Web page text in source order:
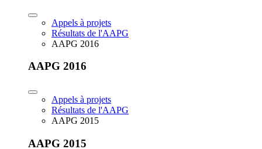
Appels à projets
Résultats de l'AAPG
AAPG 2016
AAPG 2016
Appels à projets
Résultats de l'AAPG
AAPG 2015
AAPG 2015